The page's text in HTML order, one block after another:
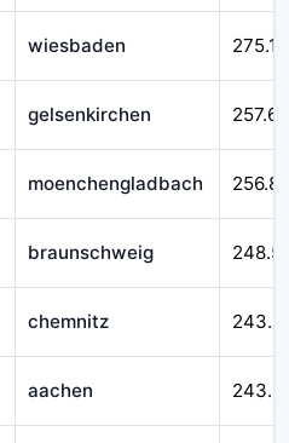
wiesbaden
gelsenkirchen
moenchengladbach
braunschweig
chemnitz
aachen